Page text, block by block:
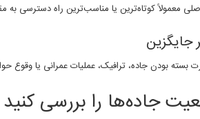
معمولاً کوتاه‌ترین یا مناسب‌ترین راه دسترسی
جایگزین
بسته بودن جاده، ترافیک، عملیات عمرانی یا وقوع
جاده‌ها را بررسی کنید